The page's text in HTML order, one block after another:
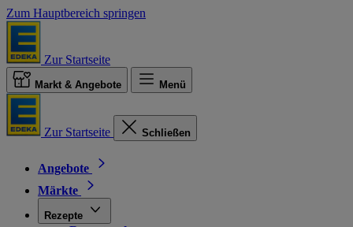
Zum Hauptbereich springen
Zur Startseite
Markt & Angebote Menü
Zur Startseite Schließen
Angebote
Märkte
Rezepte